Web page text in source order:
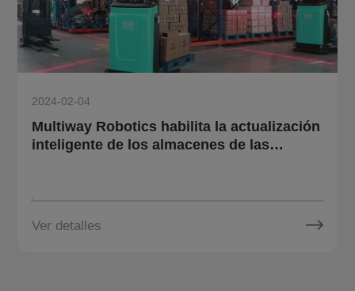
2024-02-04
Multiway Robotics habilita la actualización
inteligente de los almacenes de las
Ver detalles